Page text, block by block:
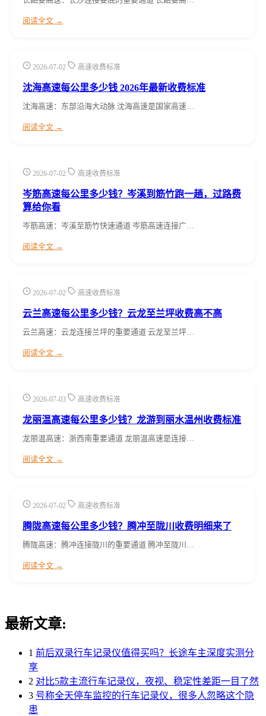
阅读全文 →
2026-07-02 高速收费标准
沈海高速每公里多少钱 2026年最新收费标准
沈海高速：东部沿海大动脉 沈海高速是国家高速…
阅读全文 →
2026-07-02 高速收费标准
岑筋高速每公里多少钱？岑溪到筋竹跑一趟，过路费
算给你看
岑筋高速：岑溪至筋竹快速通道 岑筋高速连接广…
阅读全文 →
2026-07-02 高速收费标准
云兰高速每公里多少钱？云龙至兰坪收费高不高
云兰高速：云龙连接兰坪的重要通道 云龙至兰坪…
阅读全文 →
2026-07-03 高速收费标准
龙丽温高速每公里多少钱？龙游到丽水温州收费标准
龙丽温高速：浙西南重要通道 龙丽温高速是连接…
阅读全文 →
2026-07-02 高速收费标准
腾陇高速每公里多少钱？腾冲至陇川收费明细来了
腾陇高速：腾冲连接陇川的重要通道 腾冲至陇川…
阅读全文 →
最新文章:
1 前后双录行车记录仪值得买吗？长途车主深度实测分
享
2 对比5款主流行车记录仪，夜视、稳定性差距一目了然
3 号称全天停车监控的行车记录仪，很多人忽略这个隐
患